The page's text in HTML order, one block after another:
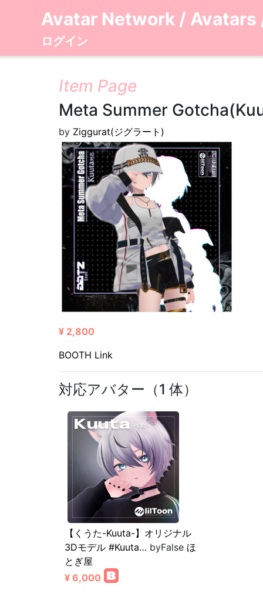
Avatar Network / Avatars
ログイン
Item Page
Meta Summer
by Ziggurat(ジグラート)
¥ 2,800
BOOTH Link
対応アバター（1 体）
【くうた-Kuuta-】オリジナル
3Dモデル #Kuuta… byFalse ほ
とぎ屋
¥ 6,000